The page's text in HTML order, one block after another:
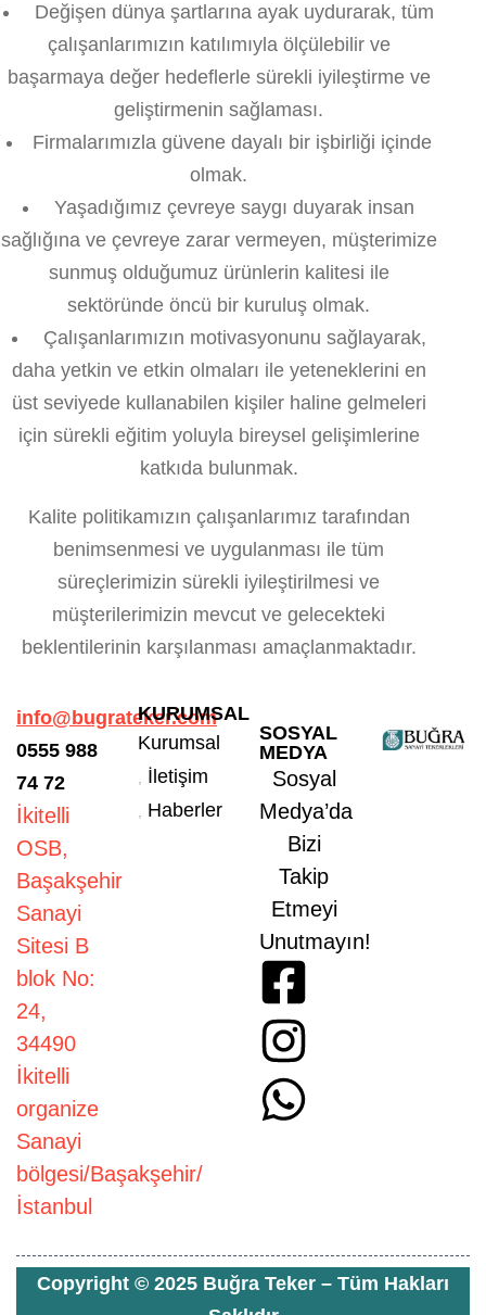
Değişen dünya şartlarına ayak uydurarak, tüm
çalışanlarımızın katılımıyla ölçülebilir ve
başarmaya değer hedeflerle sürekli iyileştirme ve
geliştirmenin sağlaması.
Firmalarımızla güvene dayalı bir işbirliği içinde
olmak.
Yaşadığımız çevreye saygı duyarak insan
sağlığına ve çevreye zarar vermeyen, müşterimize
sunmuş olduğumuz ürünlerin kalitesi ile
sektöründe öncü bir kuruluş olmak.
Çalışanlarımızın motivasyonunu sağlayarak,
daha yetkin ve etkin olmaları ile yeteneklerini en
üst seviyede kullanabilen kişiler haline gelmeleri
için sürekli eğitim yoluyla bireysel gelişimlerine
katkıda bulunmak.
Kalite politikamızın çalışanlarımız tarafından
benimsenmesi ve uygulanması ile tüm
süreçlerimizin sürekli iyileştirilmesi ve
müşterilerimizin mevcut ve gelecekteki
beklentilerinin karşılanması amaçlanmaktadır.
info@bugrateker.com
0555 988
74 72
İkitelli
OSB,
Başakşehir
Sanayi
Sitesi B
blok No:
24,
34490
İkitelli
organize
Sanayi
bölgesi/Başakşehir/
İstanbul
KURUMSAL
Kurumsal
İletişim
Haberler
SOSYAL
MEDYA
Sosyal
Medya’da
Bizi
Takip
Etmeyi
Unutmayın!
Copyright © 2025 Buğra Teker – Tüm Hakları